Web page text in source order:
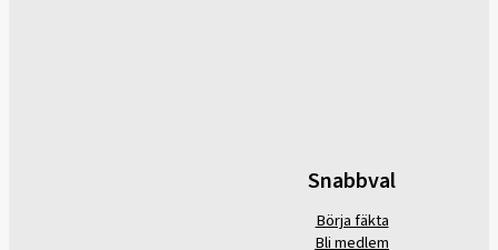
Snabbval
Börja fäkta
Bli medlem